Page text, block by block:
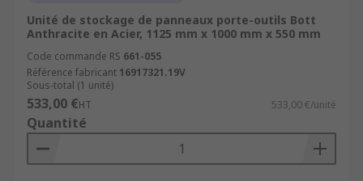
Unité de stockage de panneaux porte-outils Bott
Anthracite en Acier, 1125 mm x 1000 mm x 550 mm
Code commande RS 661-055
Référence fabricant 16917321.19V
Sous-total (1 unité)
533,00 €HT 533,00 €/unité
Quantité